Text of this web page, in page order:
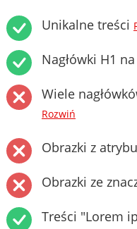
Unikalne treści
Nagłówki H1
Wiele
Rozwiń
Obrazki z
Obrazki ze
Treści "Lorem